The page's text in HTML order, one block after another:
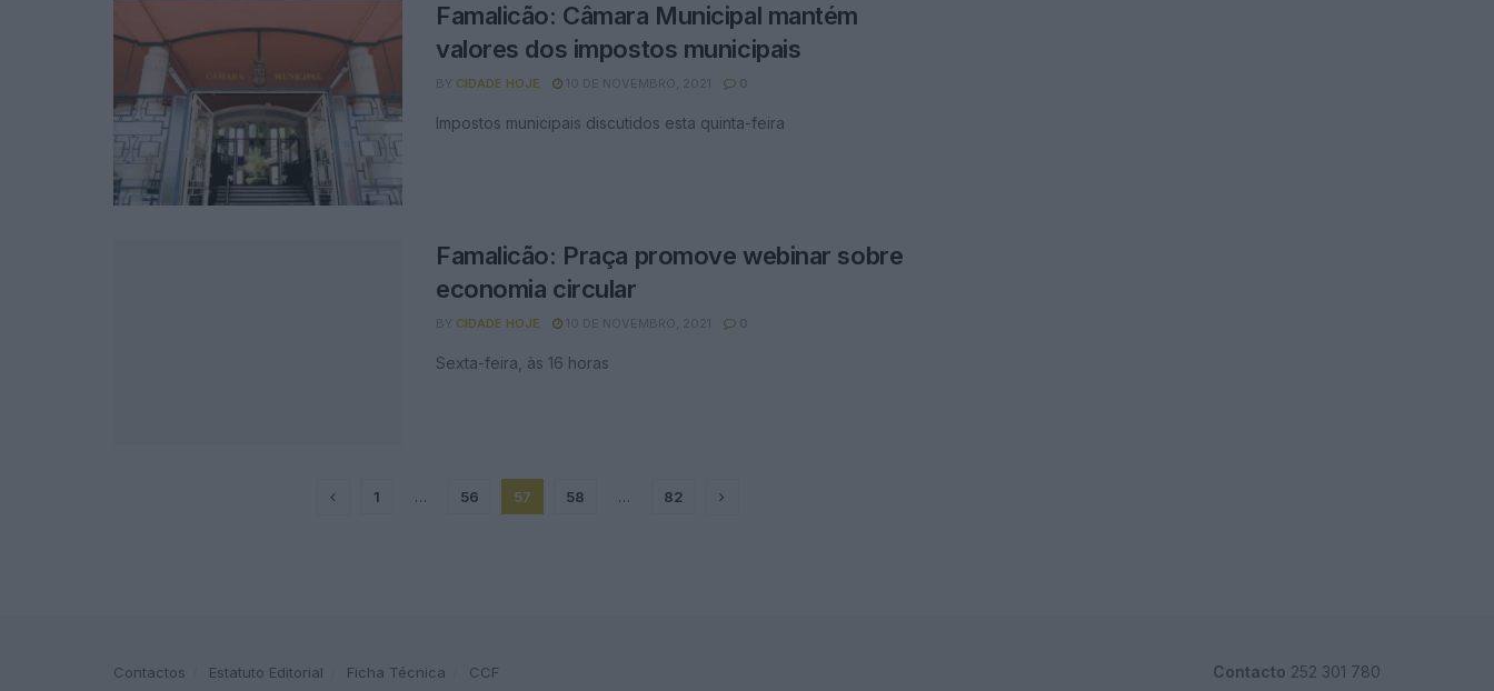
Famalicão: Câmara Municipal mantém
valores dos impostos municipais
BY CIDADE HOJE 10 DE NOVEMBRO, 2021 0
Impostos municipais discutidos esta quinta-feira
Famalicão: Praça promove webinar sobre
economia circular
BY CIDADE HOJE 10 DE NOVEMBRO, 2021 0
Sexta-feira, às 16 horas
1 … 56 57 58 … 82
Contactos Estatuto Editorial Ficha Técnica CCF Contacto 252 301 780